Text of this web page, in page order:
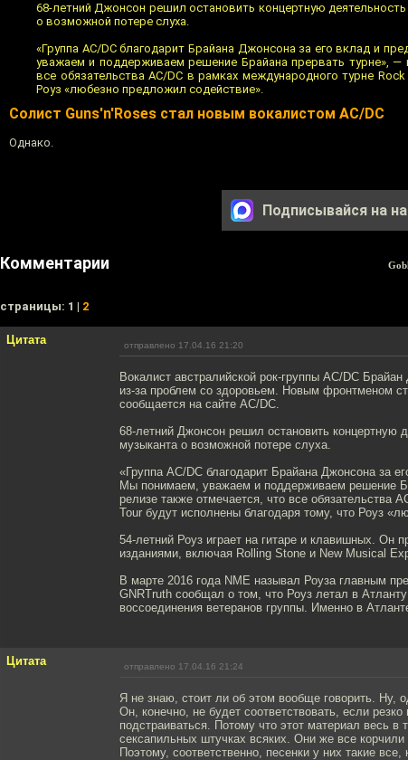
68-летний Джонсон решил остановить концертную
о возможной потере слуха.
«Группа AC/DC благодарит Брайана Джонсона за его вклад и
уважаем и поддерживаем решение Брайана прервать турне», —
все обязательства AC/DC в рамках международного турне
Роуз «любезно предложил содействие».
Солист Guns'n'Roses стал новым вокалистом AC/DC
Однако.
Подписывайся на
Комментарии
cтраницы: 1 | 2
Цитата отправлено 17.04.16 21:20
Вокалист австралийской рок-группы AC/DC
из-за проблем со здоровьем. Новым фронтменом
сообщается на сайте AC/DC.
68-летний Джонсон решил остановить концертную
музыканта о возможной потере слуха.
«Группа AC/DC благодарит Брайана Джонсона за
Мы понимаем, уважаем и поддерживаем решение
релизе также отмечается, что все обязательства
Tour будут исполнены благодаря тому, что Роуз
54-летний Роуз играет на гитаре и клавишных. Он
изданиями, включая Rolling Stone и New Musical
В марте 2016 года NME называл Роуза главным
GNRTruth сообщал о том, что Роуз летал в
воссоединения ветеранов группы. Именно в
Цитата отправлено 17.04.16 21:24
Я не знаю, стоит ли об этом вообще говорить. Ну,
Он, конечно, не будет соответствовать, если
подстраиваться. Потому что этот материал весь в
сексапильных штучках всяких. Они же все
Поэтому, соответственно, песенки у них такие